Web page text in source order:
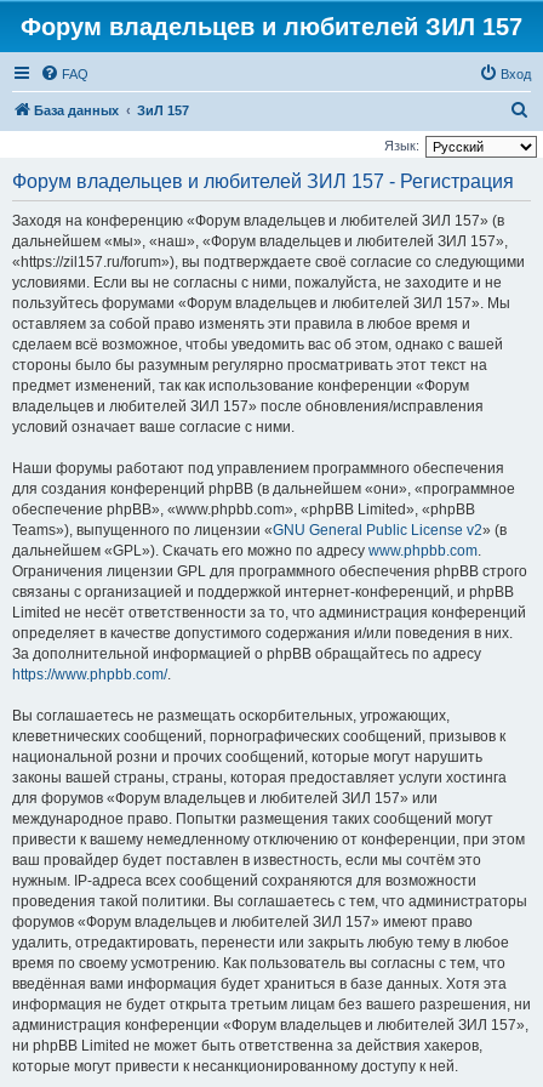
Форум владельцев и любителей ЗИЛ 157
FAQ Вход
База данных ЗиЛ 157
о
Язык:
Форум владельцев и любителей ЗИЛ 157 - Регистрация
Заходя на конференцию «Форум владельцев и любителей ЗИЛ 157» (в
дальнейшем «мы», «наш», «Форум владельцев и любителей ЗИЛ 157»,
«https://zil157.ru/forum»), вы подтверждаете своё согласие со следующими
условиями. Если вы не согласны с ними, пожалуйста, не заходите и не
пользуйтесь форумами «Форум владельцев и любителей ЗИЛ 157». Мы
оставляем за собой право изменять эти правила в любое время и
сделаем всё возможное, чтобы уведомить вас об этом, однако с вашей
стороны было бы разумным регулярно просматривать этот текст на
предмет изменений, так как использование конференции «Форум
владельцев и любителей ЗИЛ 157» после обновления/исправления
условий означает ваше согласие с ними.
Наши форумы работают под управлением программного обеспечения
для создания конференций phpBB (в дальнейшем «они», «программное
обеспечение phpBB», «www.phpbb.com», «phpBB Limited», «phpBB
Teams»), выпущенного по лицензии «GNU General Public License v2» (в
дальнейшем «GPL»). Скачать его можно по адресу www.phpbb.com.
Ограничения лицензии GPL для программного обеспечения phpBB строго
связаны с организацией и поддержкой интернет-конференций, и phpBB
Limited не несёт ответственности за то, что администрация конференций
определяет в качестве допустимого содержания и/или поведения в них.
За дополнительной информацией о phpBB обращайтесь по адресу
https://www.phpbb.com/.
Вы соглашаетесь не размещать оскорбительных, угрожающих,
клеветнических сообщений, порнографических сообщений, призывов к
национальной розни и прочих сообщений, которые могут нарушить
законы вашей страны, страны, которая предоставляет услуги хостинга
для форумов «Форум владельцев и любителей ЗИЛ 157» или
международное право. Попытки размещения таких сообщений могут
привести к вашему немедленному отключению от конференции, при этом
ваш провайдер будет поставлен в известность, если мы сочтём это
нужным. IP-адреса всех сообщений сохраняются для возможности
проведения такой политики. Вы соглашаетесь с тем, что администраторы
форумов «Форум владельцев и любителей ЗИЛ 157» имеют право
удалить, отредактировать, перенести или закрыть любую тему в любое
время по своему усмотрению. Как пользователь вы согласны с тем, что
введённая вами информация будет храниться в базе данных. Хотя эта
информация не будет открыта третьим лицам без вашего разрешения, ни
администрация конференции «Форум владельцев и любителей ЗИЛ 157»,
ни phpBB Limited не может быть ответственна за действия хакеров,
которые могут привести к несанкционированному доступу к ней.